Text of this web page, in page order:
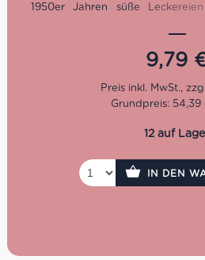
1950er Jahren süße
Sizilianische Panettone.
international bekannt und
köstlichen Crema di Mandorle.
9,79
Grundpreis: 54,39
12 auf
IN DEN